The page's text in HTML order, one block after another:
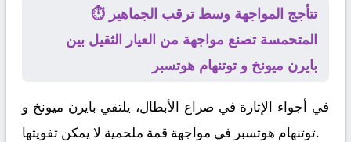
⏱️ تتأجج المواجهة وسط ترقب الجماهير
المتحمسة تصنع مواجهة من العيار الثقيل بين
بايرن ميونخ و توتنهام هوتسبر
في أجواء الإثارة في صراع الأبطال، يلتقي بايرن ميونخ و
توتنهام هوتسبرفي مواجهة قمة ملحمية لا يمكن تفويتها.